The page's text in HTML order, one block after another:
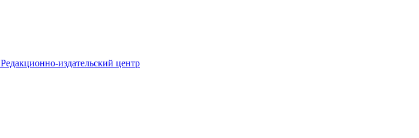
Редакционно-издательский центр